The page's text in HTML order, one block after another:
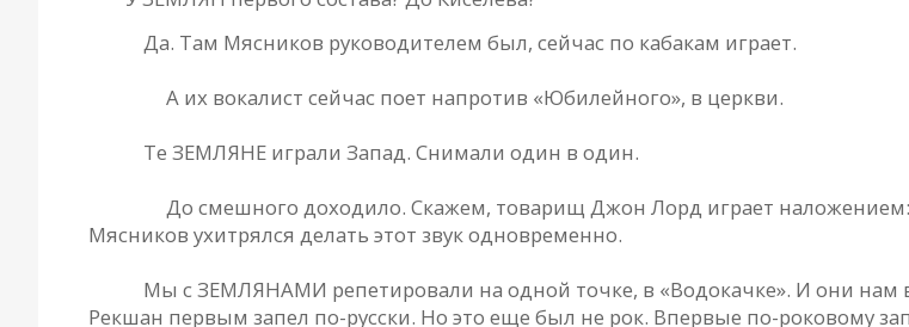
Да. Там Мясников руководителем был, сейчас по кабакам играет.
А их вокалист сейчас поет напротив «Юбилейного», в церкви.
Те ЗЕМЛЯНЕ играли Запад. Снимали один в один.
До смешного доходило. Скажем, товарищ Джон Лорд играет
Мясников ухитрялся делать этот звук одновременно.
Мы с ЗЕМЛЯНАМИ репетировали на одной точке, в «Водокачке». И они нам
Рекшан первым запел по-русски. Но это еще был не рок. Впервые по-роковому